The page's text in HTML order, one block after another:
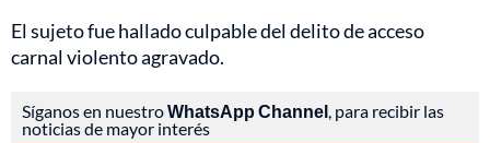
El sujeto fue hallado culpable del delito de acceso
carnal violento agravado.
Síganos en nuestroWhatsApp Channel, para recibir las
noticias de mayor interés